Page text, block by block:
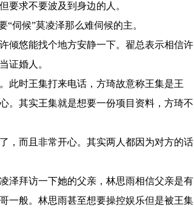
要求不要波及到身边的人。
伺候”莫凌泽那么难伺候的主。
倾悠能找个地方安静一下。翟总表示相信许
证婚人。
此时王集打来电话，方琦故意称王集是王
。其实王集就是想要一份项目资料，方琦不
，而且非常开心。其实两人都因为对方的话
泽拜访一下她的父亲，林思雨相信父亲是有
一般。林思雨甚至想要操控娱乐但是被王集